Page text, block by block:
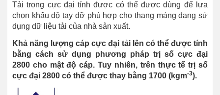
Tải trọng cực đại tính được có thể được dùng để lựa
chọn khẩu độ tay đỡ phù hợp cho thang máng đang sử
dụng dữ liệu tải của nhà sản xuất.
Khả năng lượng cáp cực đại tải lên có thể được tính
bằng cách sử dụng phương pháp trị số cực đại
2800 cho mật độ cáp. Tuy nhiên, trên thực tế trị số
cực đại 2800 có thể được thay bằng 1700 (kgm-3).